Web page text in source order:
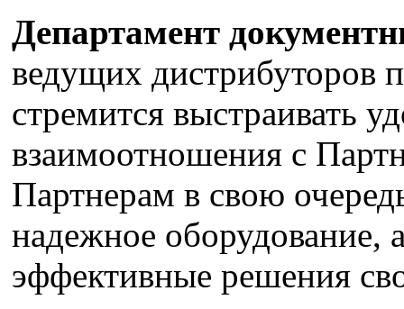
Департамент
ведущих дистрибуторов
стремится выстраивать
взаимоотношения с
Партнерам в свою
надежное оборудование,
эффективные решения